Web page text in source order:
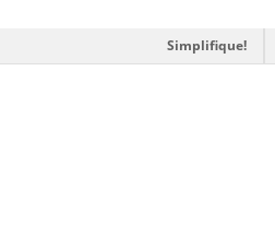
Simplifique!